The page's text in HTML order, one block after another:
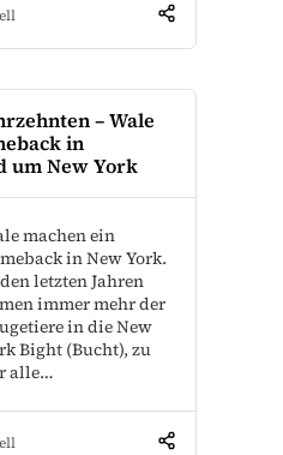
– Wale
in
um New York
machen ein
in New York.
letzten Jahren
immer mehr der
in die New
Bight (Bucht), zu
alle…